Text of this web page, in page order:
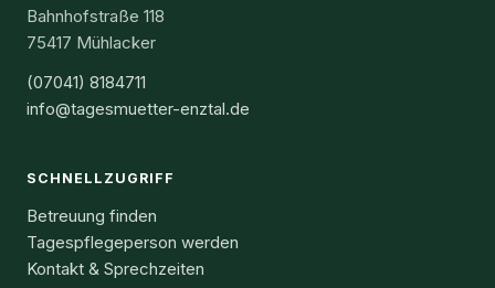
Bahnhofstraße 118
75417 Mühlacker
(07041) 8184711
info@tagesmuetter-enztal.de
SCHNELLZUGRIFF
Betreuung finden
Tagespflegeperson werden
Kontakt & Sprechzeiten